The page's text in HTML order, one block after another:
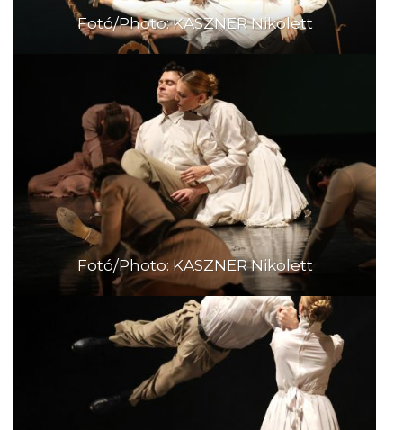
Fotó/Photo: KASZNER Nikolett
Fotó/Photo: KASZNER Nikolett